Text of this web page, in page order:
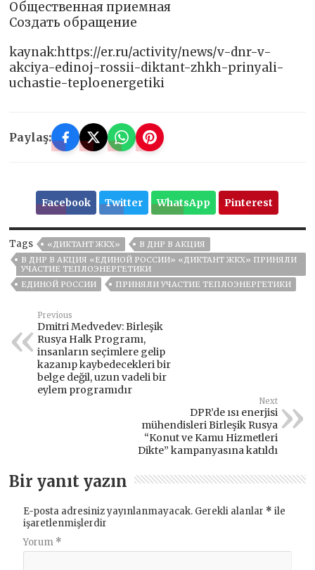
Общественная приемная
Создать обращение
kaynak:https://er.ru/activity/news/v-dnr-v-
akciya-edinoj-rossii-diktant-zhkh-prinyali-
uchastie-teploenergetiki
Paylaş:
Facebook Twitter WhatsApp Pinterest
Tags «ДИКТАНТ ЖКХ»
В ДНР В АКЦИЯ
В ДНР В АКЦИЯ «ЕДИНОЙ РОССИИ» «ДИКТАНТ ЖКХ» ПРИНЯЛИ
УЧАСТИЕ ТЕПЛОЭНЕРГЕТИКИ
ЕДИНОЙ РОССИИ
ПРИНЯЛИ УЧАСТИЕ ТЕПЛОЭНЕРГЕТИКИ
Previous
Dmitri Medvedev: Birleşik
Rusya Halk Programı,
insanların seçimlere gelip
kazanıp kaybedecekleri bir
belge değil, uzun vadeli bir
eylem programıdır
Next
DPR’de ısı enerjisi
mühendisleri Birleşik Rusya
“Konut ve Kamu Hizmetleri
Dikte” kampanyasına katıldı
Bir yanıt yazın
E-posta adresiniz yayınlanmayacak. Gerekli alanlar * ile
işaretlenmişlerdir
Yorum *